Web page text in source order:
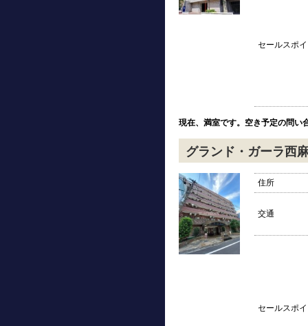
セールスポ
現在、満室です。空き予定の問い
グランド・ガーラ西
住所
交通
セールスポ